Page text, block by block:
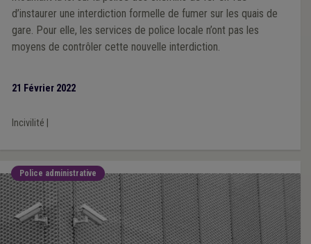
d’instaurer une interdiction formelle de fumer sur les quais de
gare. Pour elle, les services de police locale n’ont pas les
moyens de contrôler cette nouvelle interdiction.
21 Février 2022
Incivilité
Police administrative